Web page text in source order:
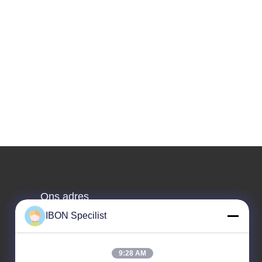
Ons adres
Adres
Gebouw 5, Nr. 212 Liaofu Road, Liaobu Town,
Dongguan, Guangdong, P.R. China
IBON Specilist
9:28 AM